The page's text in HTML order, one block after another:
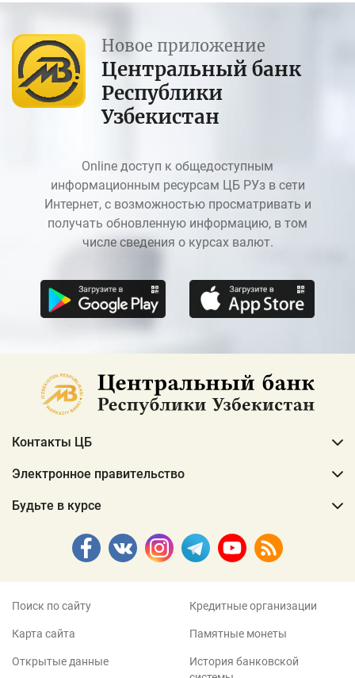
Новое приложение
Центральный банк
Республики
Узбекистан
Online доступ к общедоступным
информационным ресурсам ЦБ РУз в сети
Интернет, с возможностью просматривать и
получать обновленную информацию, в том
числе сведения о курсах валют.
Контакты ЦБ
Электронное правительство
Будьте в курсе
Поиск по сайту
Карта сайта
Открытые данные
Кредитные организации
Памятные монеты
История банковской